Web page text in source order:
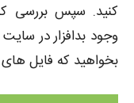
کنید. سپس بررسی
وجود بدافزار در
بخواهید که فایل